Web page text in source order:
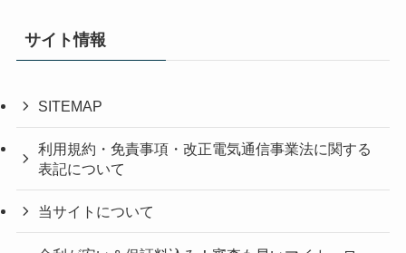
サイト情報
SITEMAP
利用規約・免責事項・改正電気通信事業法に関する
表記について
当サイトについて